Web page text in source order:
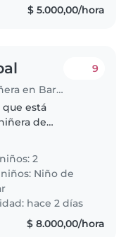
$ 5.000,00/hora
Trabajo para niñera en Bariloche
9
que está
de
Mis hijos tienen
niños muy
y amigables.
2
Niño de
hace 2 días
$ 8.000,00/hora